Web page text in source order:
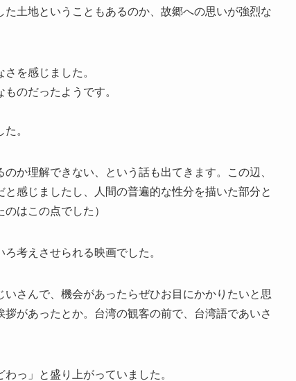
土地ということもあるのか、故郷への思いが強烈な
を感じました。
のだったようです。
。
か理解できない、という話も出てきます。この辺、
感じましたし、人間の普遍的な性分を描いた部分と
はこの点でした）
考えさせられる映画でした。
さんで、機会があったらぜひお目にかかりたいと思
があったとか。台湾の観客の前で、台湾語であいさ
っ」と盛り上がっていました。